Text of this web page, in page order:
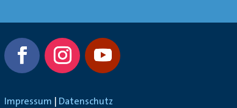
Impressum
Datenschutz